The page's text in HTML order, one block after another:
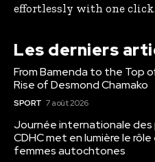
effortlessly with one click.
Les derniers
From Bamenda to the Top
Rise of Desmond Chamako
SPORT 7 août 2026
Journée internationale
CDHC met en lumière le
femmes autochtones